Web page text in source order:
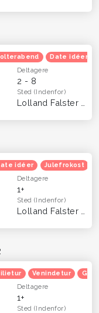
Date idéer
Deltagere
2 - 8
Sted(Indenfor)
idéer Julefrokost
Deltagere
1+
Sted(Indenfor)
Venindetur
Deltagere
1+
Sted(Indenfor)